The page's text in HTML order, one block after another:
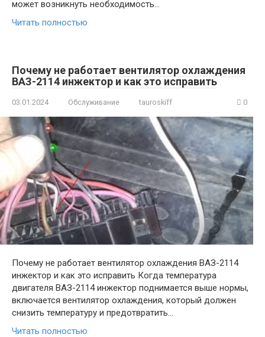
может возникнуть необходимость…
Читать полностью
Почему не работает вентилятор охлаждения
ВАЗ-2114 инжектор и как это исправить
03.01.2024 Обслуживание tauroskiff 0
Почему не работает вентилятор охлаждения ВАЗ-2114
инжектор и как это исправить Когда температура
двигателя ВАЗ-2114 инжектор поднимается выше нормы,
включается вентилятор охлаждения, который должен
снизить температуру и предотвратить…
Читать полностью